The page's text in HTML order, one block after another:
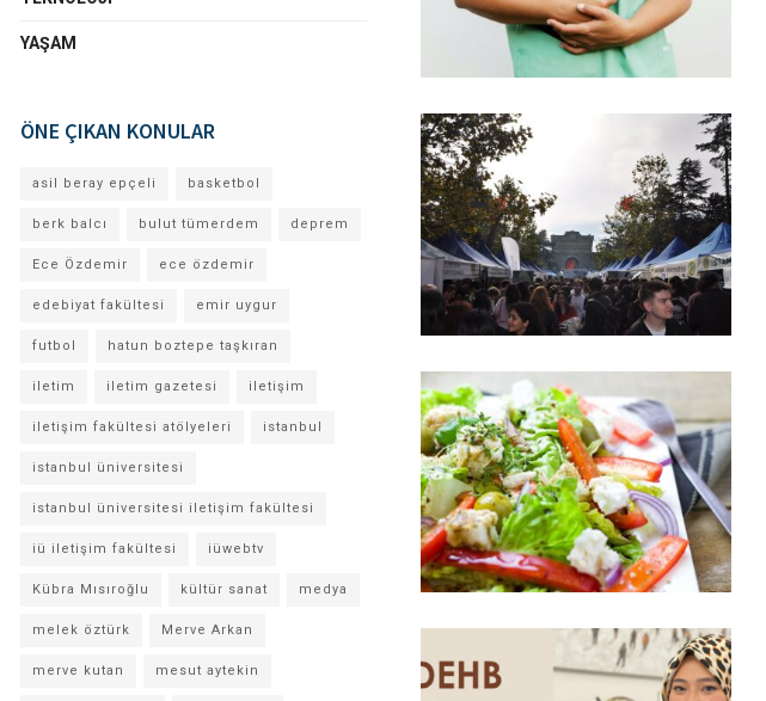
YAŞAM
ÖNE ÇIKAN KONULAR
asil beray epçeli basketbol
berk balcı bulut tümerdem deprem
Ece Özdemir ece özdemir
edebiyat fakültesi emir uygur
futbol hatun boztepe taşkıran
iletim iletim gazetesi iletişim
iletişim fakültesi atölyeleri istanbul
istanbul üniversitesi
istanbul üniversitesi iletişim fakültesi
iü iletişim fakültesi iüwebtv
Kübra Mısıroğlu kültür sanat medya
melek öztürk Merve Arkan
merve kutan mesut aytekin